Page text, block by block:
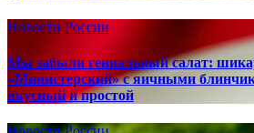
Новости России
Мы забыли гениальный салат:
«Министерский» с яичными
вкусный и простой